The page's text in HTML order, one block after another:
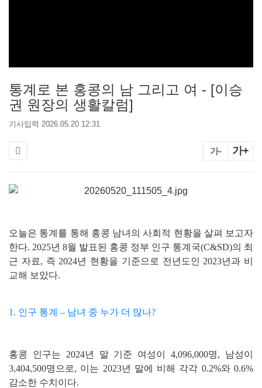
통계로 본 홍콩의 남 그리고 여 - [이승
권 원장의 생활칼럼]
기사입력 2026.05.20 12:31
가- 가+
오늘은 통계를 통해 홍콩 남녀의 사회적 현황을 살펴 보고자
한다. 2025년 8월 발표된 홍콩 정부 인구 통계국(C&SD)의 최
근 자료, 즉 2024년 현황을 기준으로 전년도인 2023년과 비
교해 보았다.
1. 인구 통계 – 남녀 중 누가 더 많나?
홍콩 인구는 2024년 말 기준 여성이 4,096,000명, 남성이
3,404,500명으로, 이는 2023년 말에 비해 각각 0.2%와 0.6%
감소한 수치이다.